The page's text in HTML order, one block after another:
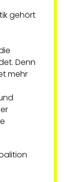
gehört
Denn
mehr